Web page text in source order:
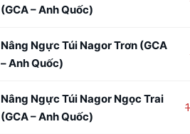
(GCA – Anh Quốc)
Nâng Ngực Túi Nagor Trơn (GCA
– Anh Quốc)
Nâng Ngực Túi Nagor Ngọc Trai
(GCA – Anh Quốc)